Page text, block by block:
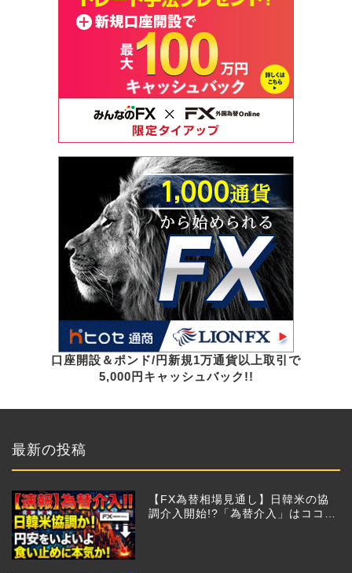
口座開設＆ポンド/円新規1万通貨以上取引で
5,000円キャッシュバック!!
最新の投稿
【FX為替相場見通し】日韓米の協
調介入開始!?「為替介入」はココか